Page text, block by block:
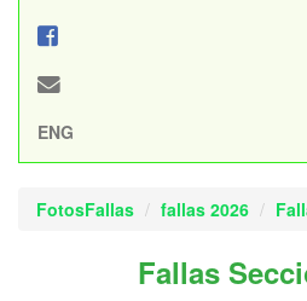
ENG
FotosFallas fallas 2026
Fallas